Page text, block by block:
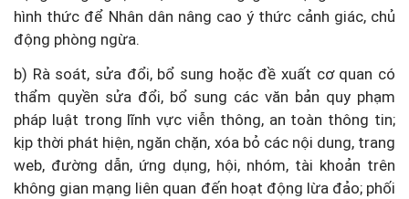
hình thức để Nhân dân nâng cao ý thức cảnh giác, chủ
động phòng ngừa.
b) Rà soát, sửa đổi, bổ sung hoặc đề xuất cơ quan có
thẩm quyền sửa đổi, bổ sung các văn bản quy phạm
pháp luật trong lĩnh vực viễn thông, an toàn thông tin;
kịp thời phát hiện, ngăn chặn, xóa bỏ các nội dung, trang
web, đường dẫn, ứng dụng, hội, nhóm, tài khoản trên
không gian mạng liên quan đến hoạt động lừa đảo; phối